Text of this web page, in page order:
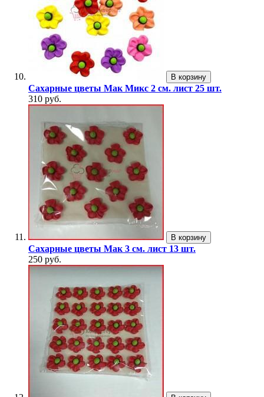
В корзину
Сахарные цветы Мак Микс 2 см. лист 25 шт.
310 руб.
В корзину
Сахарные цветы Мак 3 см. лист 13 шт.
250 руб.